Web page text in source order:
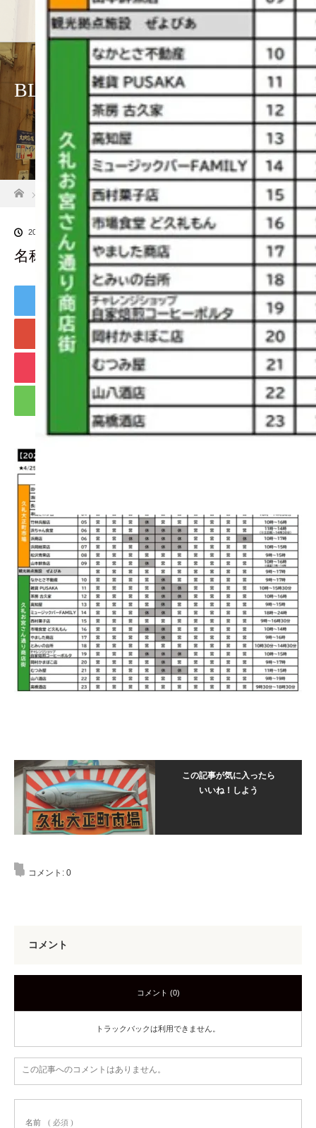
店舗紹介
BLOG
ブログ一覧 名称未設定のデザイン (1)
2024.04.25
名称未設定のデザイン (1)
Tweet
+1
Pocket
feedly Pin it
この記事が気に入ったら
いいね！しよう
コメント: 0
コメント
コメント (0)
トラックバックは利用できません。
この記事へのコメントはありません。
名前 ( 必須 )